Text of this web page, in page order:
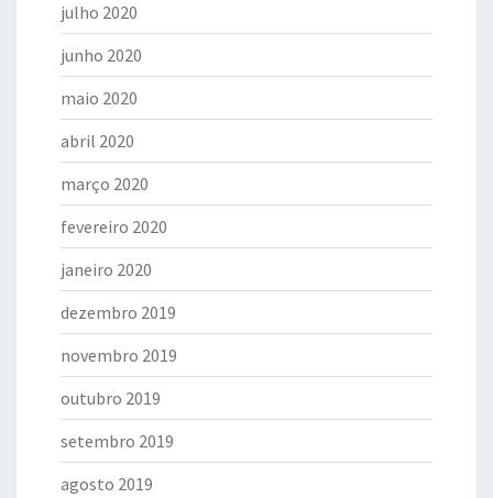
julho 2020
junho 2020
maio 2020
abril 2020
março 2020
fevereiro 2020
janeiro 2020
dezembro 2019
novembro 2019
outubro 2019
setembro 2019
agosto 2019